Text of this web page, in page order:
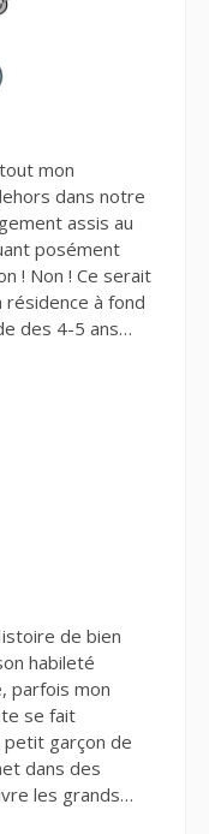
mon
dans notre
assis au
posément
! Non ! Ce serait
résidence à fond
des 4-5 ans…
de bien
habileté
parfois mon
se fait
garçon de
dans des
les grands…